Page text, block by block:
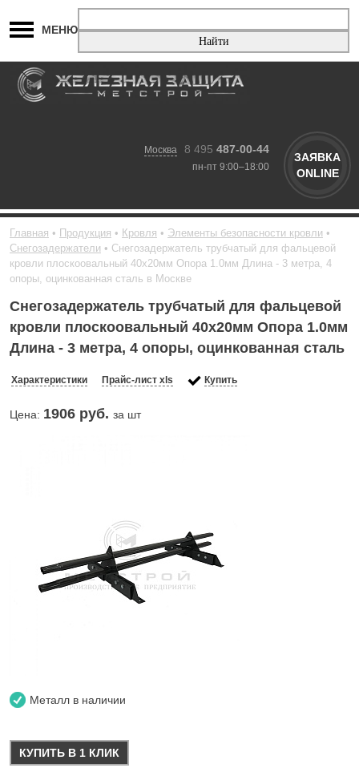
МЕНЮ
Москва 8 495 487-00-44
пн-пт 9:00–18:00
ЗАЯВКА
ONLINE
Главная Продукция Кровля
Элементы безопасности кровли
Снегозадержатели
Снегозадержатель трубчатый для фальцевой
кровли плоскоовальный 40х20мм Опора 1.0мм Длина - 3 метра, 4
опоры, оцинкованная сталь в Москве
Снегозадержатель трубчатый для фальцевой
кровли плоскоовальный 40х20мм Опора 1.0мм
Длина - 3 метра, 4 опоры, оцинкованная сталь
Характеристики Прайс-лист xls Купить
Цена: 1906 руб. за шт
Металл в наличии
КУПИТЬ В 1 КЛИК